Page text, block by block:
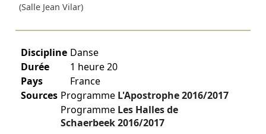
(Salle Jean Vilar)
Discipline Danse
Durée
1 heure 20
Pays
France
Sources Programme L'Apostrophe2016/2017
Programme Les Halles de
Schaerbeek2016/2017